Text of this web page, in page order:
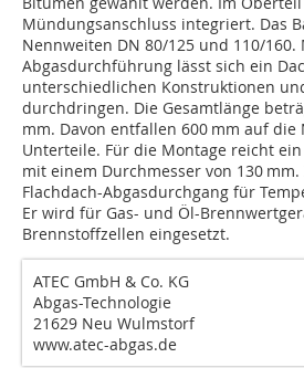
Mündungsanschluss integriert. Das
Nennweiten DN 80/125 und 110/160.
Abgasdurchführung lässt sich ein
unterschiedlichen Konstruktionen
durchdringen. Die Gesamtlänge
mm. Davon entfallen 600 mm auf die
Unterteile. Für die Montage reicht
mit einem Durchmesser von 130
Flachdach-Abgasdurchgang für
Er wird für Gas- und Öl-
Brennstoffzellen eingesetzt.
ATEC GmbH & Co. KG
Abgas-Technologie
21629 Neu Wulmstorf
www.atec-abgas.de